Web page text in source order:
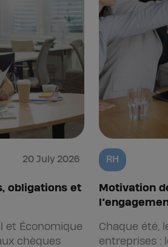
20 July 2026
obligations et
et Économique
chèques
RH
Motivation
Chaque été,
entreprises :